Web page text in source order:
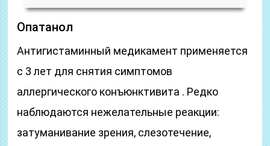
Опатанол
Антигистаминный медикамент применяется
с 3 лет для снятия симптомов
аллергического конъюнктивита . Редко
наблюдаются нежелательные реакции:
затуманивание зрения, слезотечение,